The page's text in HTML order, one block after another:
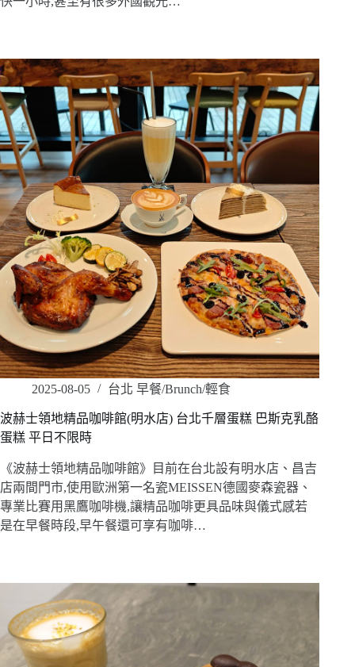
2025-08-05 台北 早餐/Brunch/輕食
波赫士領地精品咖啡館(明水店) 台北千層蛋糕 巴斯克乳酪
蛋糕 平日不限時
《波赫士領地精品咖啡館》目前在台北設有明水店、昌吉
店兩間門市,使用歐洲第一名瓷MEISSEN德國麥森瓷器、
專業比賽用黑鷹咖啡機,讓精品咖啡更具品味與儀式感若
是在早餐時段,早午餐還可享有咖啡…